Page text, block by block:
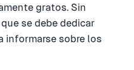
gratos. Sin
se debe dedicar
informarse sobre los